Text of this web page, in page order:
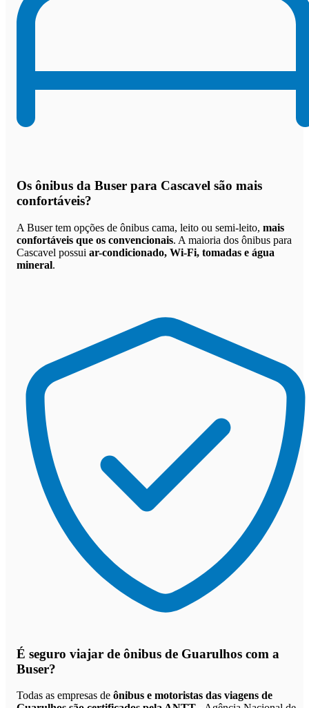
Os ônibus da Buser para Cascavel são mais
confortáveis?
A Buser tem opções de ônibus cama, leito ou semi-leito, mais
confortáveis que os convencionais. A maioria dos ônibus para
Cascavel possui ar-condicionado, Wi-Fi, tomadas e água
mineral.
É seguro viajar de ônibus de Guarulhos com a
Buser?
Todas as empresas de ônibus e motoristas das viagens de